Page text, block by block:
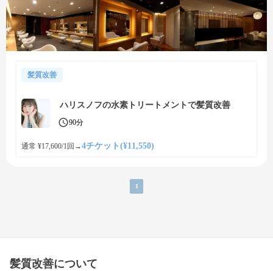
髪質改善
ハリスノフの水素トリートメントで髪質改善
90分
通常 ¥17,600/1回 →4チケット(¥11,550)
1
髪質改善について